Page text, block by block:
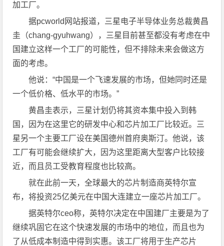
加工厂。
据pcworld网站报道，三星电子半导体业务总裁黄昌
圭（chang-gyuhwang），三星目前甚至都没有考虑在中
国建立这样一个工厂的可能性，但不排除未来会做这方
面的考虑。
他说：“中国是一个飞速发展的市场，但她同时还是
一个低价格、低水平的市场。”
黄昌圭表示，三星计划仍将其资本集中投入到韩
国，因为在这里它的研发中心和芯片加工厂比较近。三
星另一个主要工厂设在美国德州首府奥斯汀。他说，该
工厂有可能会继续扩大，因为这里距离大型客户比较接
近，而且员工受教育程度也比较高。
就在此前一天，全球最大的芯片制造商英特尔宣
布，将投资25亿美元在中国大连建立一座芯片加工厂。
据英特尔ceo称，英特尔决定在中国建厂主要是为了
继续巩固它在这个快速发展的市场中的地位，而且也为
了从低成本制造中得到实惠。该工厂将用于生产芯片